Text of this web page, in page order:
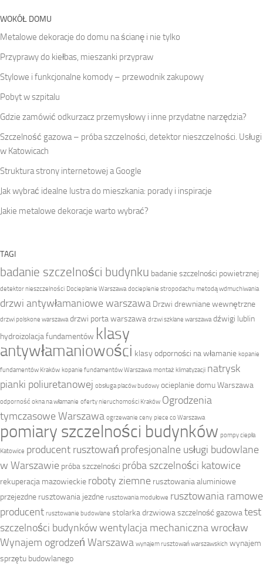
WOKÓŁ DOMU
Metalowe dekoracje do domu na ścianę i nie tylko
Przyprawy do kiełbas, mieszanki przypraw
Stylowe i funkcjonalne komody – przewodnik zakupowy
Pobyt w szpitalu
Gdzie zamówić odkurzacz przemysłowy i inne przydatne narzędzia?
Szczelność gazowa – próba szczelności, detektor nieszczelności. Usługi
w Katowicach
Struktura strony internetowej a Google
Jak wybrać idealne lustra do mieszkania: porady i inspiracje
Jakie metalowe dekoracje warto wybrać?
TAGI
badanie szczelności budynku badanie szczelności powietrznej
detektor nieszczelności Docieplanie Warszawa docieplenie stropodachu metodą wdmuchiwania
drzwi antywłamaniowe warszawa Drzwi drewniane wewnętrzne
drzwi polskone warszawa drzwi porta warszawa drzwi szklane warszawa dźwigi lublin
hydroizolacja fundamentów klasy
antywłamaniowości klasy odporności na włamanie kopanie
fundamentów Kraków kopanie fundamentów Warszawa montaż klimatyzacji natrysk
pianki poliuretanowej obsługa placów budowy ocieplanie domu Warszawa
odporność okna na włamanie oferty nieruchomości Kraków Ogrodzenia
tymczasowe Warszawa ogrzewanie ceny piece co Warszawa
pomiary szczelności budynków pompy ciepła
Katowice producent rusztowań profesjonalne usługi budowlane
w Warszawie próba szczelności próba szczelności katowice
rekuperacja mazowieckie roboty ziemne rusztowania aluminiowe
przejezdne rusztowania jezdne rusztowania modułowe rusztowania ramowe
producent rusztowanie budowlane stolarka drzwiowaszczelność gazowatest
szczelności budynkówwentylacja mechaniczna wrocław
Wynajem ogrodzeń Warszawa wynajem rusztowań warszawskich wynajem
sprzętu budowlanego